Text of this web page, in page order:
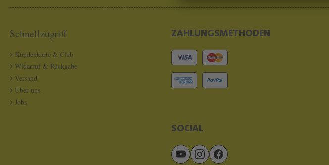
Schnellzugriff
Kundenkarte & Club
Widerruf & Rückgabe
Versand
Über uns
Jobs
ZAHLUNGSMETHODEN
SOCIAL